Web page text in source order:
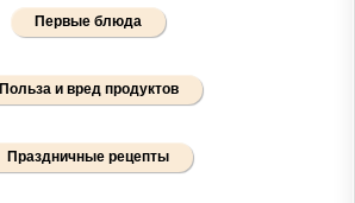
Первые блюда
Польза и вред продуктов
Праздничные рецепты